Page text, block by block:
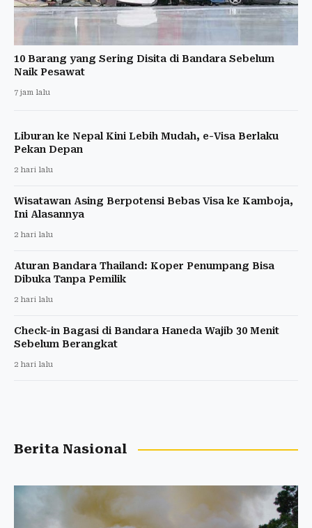
10 Barang yang Sering Disita di Bandara Sebelum
Naik Pesawat
7 jam lalu
Liburan ke Nepal Kini Lebih Mudah, e-Visa Berlaku
Pekan Depan
2 hari lalu
Wisatawan Asing Berpotensi Bebas Visa ke Kamboja,
Ini Alasannya
2 hari lalu
Aturan Bandara Thailand: Koper Penumpang Bisa
Dibuka Tanpa Pemilik
2 hari lalu
Check-in Bagasi di Bandara Haneda Wajib 30 Menit
Sebelum Berangkat
2 hari lalu
Berita Nasional